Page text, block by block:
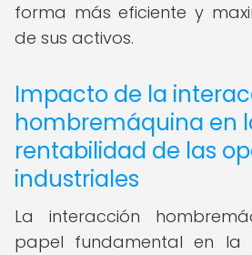
forma más eficiente y
de sus activos.
Impacto de la
hombremáquina en
rentabilidad de las
industriales
La interacción
papel fundamental en la